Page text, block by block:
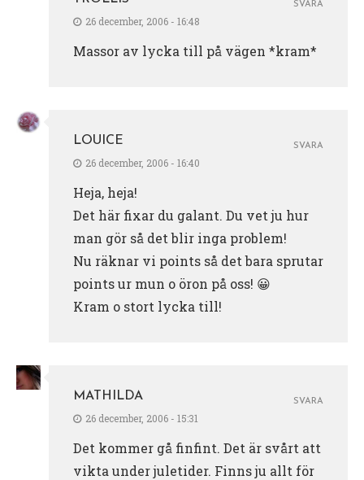
26 december, 2006 - 16:48
Massor av lycka till på vägen *kram*
SVARA
LOUICE
26 december, 2006 - 16:40
Heja, heja!
Det här fixar du galant. Du vet ju hur
man gör så det blir inga problem!
Nu räknar vi points så det bara sprutar
points ur mun o öron på oss! 😀
Kram o stort lycka till!
SVARA
MATHILDA
26 december, 2006 - 15:31
Det kommer gå finfint. Det är svårt att
vikta under juletider. Finns ju allt för
SVARA